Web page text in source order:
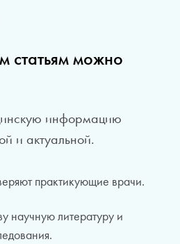
статьям можно
информацию
и актуальной.
практикующие врачи.
научную литературу и